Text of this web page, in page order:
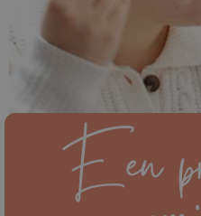
Tips
voor
een
mooie